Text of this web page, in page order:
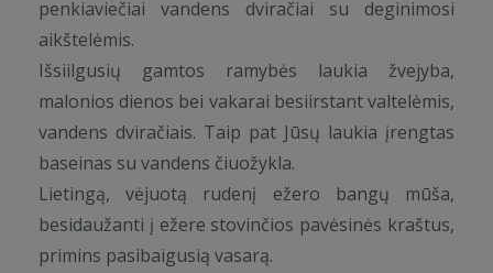
penkiaviečiai vandens dviračiai su deginimosi
aikštelėmis.
Išsiilgusių gamtos ramybės laukia žvejyba,
malonios dienos bei vakarai besiirstant valtelėmis,
vandens dviračiais. Taip pat Jūsų laukia įrengtas
baseinas su vandens čiuožykla.
Lietingą, vėjuotą rudenį ežero bangų mūša,
besidaužanti į ežere stovinčios pavėsinės kraštus,
primins pasibaigusią vasarą.